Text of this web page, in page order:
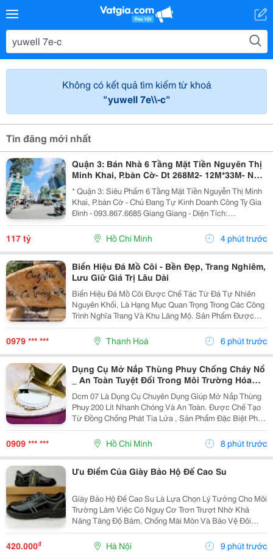
Không có kết quả tìm kiếm từ khoá
"yuwell 7e\\-c"
Tin đăng mới nhất
Quận 3: Bán Nhà 6 Tầng Mặt Tiền Nguyẽn Thị
Minh Khai, P.bàn Cờ- Dt 268M2- 12M*33M- Nhà
Thiết Kế Sân Siêu Rộng Để Xe- Khai Thác Giá
Trị Đa
* Quận 3: Siêu Phẩm 6 Tầng Mặt Tiền Nguyễn Thị Minh
Khai, P.bàn Cờ - Chủ Đang Tự Kinh Doanh Công Ty Gia
Đình - 093.867.6685 Giang Giang - Diện Tích:
140M2/268M2 - Ngang 4M Nở Hậu 12M * 33M. - Kết
Cấu: 6 Tầng - Sân Thượng - Thang Máy - Sẵn 1 Phòng...
117 tỷ Hồ Chí Minh 4 phút trước
Biển Hiệu Đá Mồ Côi - Bền Đẹp, Trang Nghiêm,
Lưu Giữ Giá Trị Lâu Dài
Biển Hiệu Đá Mồ Côi Được Chế Tác Từ Đá Tự Nhiên
Nguyên Khối, Là Hạng Mục Quan Trọng Trong Các Công
Trình Nghĩa Trang Và Khu Lăng Mộ. Sản Phẩm Được
Gia Công Tỉ Mỉ Với Bề Mặt Nhẵn Đẹp, Chữ Khắc Sắc
Nét, Giúp Lưu Giữ Thông Tin Người Đã Khuất Bền
Vững...
0979 *** *** Thanh Hoá 6 phút trước
Dụng Cụ Mở Nắp Thùng Phuy Chống Cháy Nổ
_ An Toàn Tuyệt Đối Trong Môi Trường Hóa
Chất
Dcm 07 Là Dụng Cụ Chuyên Dụng Giúp Mở Nắp Thùng
Phuy 200 Lít Nhanh Chóng Và An Toàn. Được Chế Tạo
Từ Đồng Chống Phát Tia Lửa , Sản Phẩm Đặc Biệt Phù
Hợp Cho Các Khu Vực Làm Việc Có Nguy Cơ Cháy Nổ
Như Kho Xăng Dầu, Hóa Chất Và Dung Môi. Thông
0909 *** *** Hồ Chí Minh 8 phút trước
Ưu Điểm Của Giày Bảo Hộ Đế Cao Su
Giày Bảo Hộ Đế Cao Su Là Lựa Chọn Lý Tưởng Cho Môi
Trường Làm Việc Có Nguy Cơ Trơn Trượt Nhờ Khả
Năng Tăng Độ Bám, Chống Mài Mòn Và Bảo Vệ Đôi
Chân Hiệu Quả. Chất Liệu Đế Cao Su Giúp Giảm Nguy
Cơ Tai Nạn, Hỗ Trợ Người Lao Động Di Chuyển An
Toàn, Linh...
420.000₫ Hà Nội 9 phút trước